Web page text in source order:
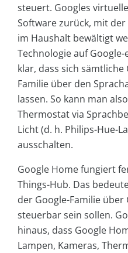
steuert. Googles
Software zurück, mit
im Haushalt bewältigt
Technologie auf
klar, dass sich
Familie über den
lassen. So kann man
Thermostat via
Licht (d. h. Philips-Hue-
ausschalten.
Google Home fungiert
Things-Hub. Das
der Google-Familie über
steuerbar sein sollen.
hinaus, dass Google
Lampen, Kameras,